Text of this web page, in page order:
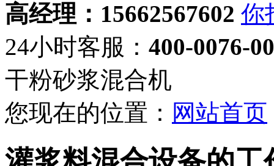
高经理：15662567602
24小时客服： 400-0076-
干粉砂浆混合机
您现在的位置： 网站首页